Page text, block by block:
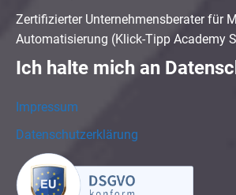
Zertifizierter Unternehmensberater für
Automatisierung (Klick-Tipp Academy
Ich halte mich an
Impressum
Datenschutzerklärung